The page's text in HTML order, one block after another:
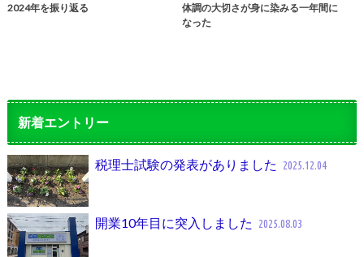
2024年を振り返る
体調の大切さが身に染みる一年間に
なった
新着エントリー
税理士試験の発表がありました 2025.12.04
開業10年目に突入しました 2025.08.03